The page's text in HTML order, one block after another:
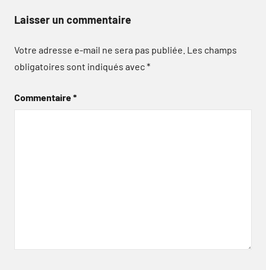
Laisser un commentaire
Votre adresse e-mail ne sera pas publiée. Les champs
obligatoires sont indiqués avec*
Commentaire*